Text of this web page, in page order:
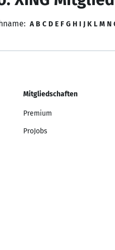
A B C D E F G H I J K L M N
Mitgliedschaften
Premium
ProJobs